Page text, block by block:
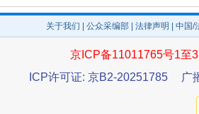
关于我们 公众采编部 法律声明 | 中国
京ICP备11011765号1至
ICP许可证: 京B2-20251785
广